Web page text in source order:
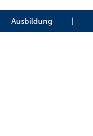
Ausbildung